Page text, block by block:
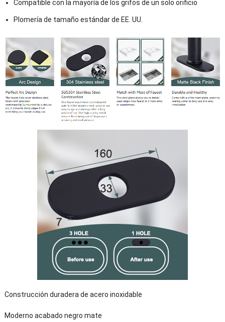
Compatible con la mayoría de los grifos de un solo orificio
Plomería de tamaño estándar de EE. UU.
Construcción duradera de acero inoxidable
Moderno acabado negro mate